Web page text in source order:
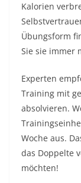
Kalorien
Übungsform
Sie sie immer
Experten
Training mit
absolvieren.
Woche aus.
das Doppelte
möchten!